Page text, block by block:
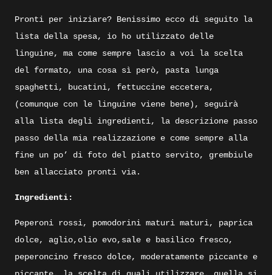
Pronti per iniziare? Benissimo ecco di seguito la
lista della spesa, io ho utilizzato delle
linguine, ma come sempre lascio a voi la scelta
del formato, una cosa sì però, pasta lunga
spaghetti, bucatini, fettuccine eccetera,
(comunque con le linguine viene bene), seguirà
alla lista degli ingredienti, la descrizione passo
passo della mia realizzazione e come sempre alla
fine un po’ di foto del piatto servito, grembiule
ben allacciato pronti via.
Ingredienti:
Peperoni rossi, pomodorini maturi maturi, paprica
dolce, aglio,olio evo,sale e basilico fresco,
peperoncino fresco dolce, moderatamente piccante e